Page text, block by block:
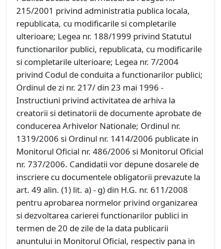
215/2001 privind administratia publica locala,
republicata, cu modificarile si completarile
ulterioare; Legea nr. 188/1999 privind Statutul
functionarilor publici, republicata, cu modificarile
si completarile ulterioare; Legea nr. 7/2004
privind Codul de conduita a functionarilor publici;
Ordinul de zi nr. 217/ din 23 mai 1996 -
Instructiuni privind activitatea de arhiva la
creatorii si detinatorii de documente aprobate de
conducerea Arhivelor Nationale; Ordinul nr.
1319/2006 si Ordinul nr. 1414/2006 publicate in
Monitorul Oficial nr. 486/2006 si Monitorul Oficial
nr. 737/2006. Candidatii vor depune dosarele de
inscriere cu documentele obligatorii prevazute la
art. 49 alin. (1) lit. a) - g) din H.G. nr. 611/2008
pentru aprobarea normelor privind organizarea
si dezvoltarea carierei functionarilor publici in
termen de 20 de zile de la data publicarii
anuntului in Monitorul Oficial, respectiv pana in